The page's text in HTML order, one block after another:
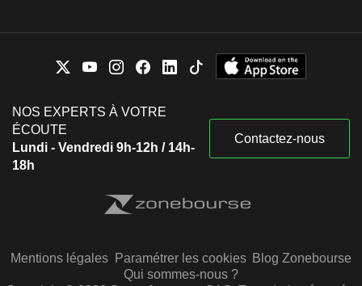
NOS EXPERTS À VOTRE
ÉCOUTE
Lundi - Vendredi 9h-12h / 14h-
18h
Contactez-nous
Mentions légales Paramétrer les cookies Blog Zonebourse
Qui sommes-nous ?